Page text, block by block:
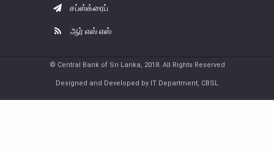
சாதனங்கள் மற்றும் நடைமுறைப்படுத்தல்
பொதுநோக்கு
நிதியியல் முறைமை மேற்பார்வைச் குழு
சப்ஸ்க்ரைப்
ஆர் எஸ் எஸ்
© Central Bank of Sri Lanka, 2018. All Rights Reserved
Designed and Developed by IT Department, CBSL